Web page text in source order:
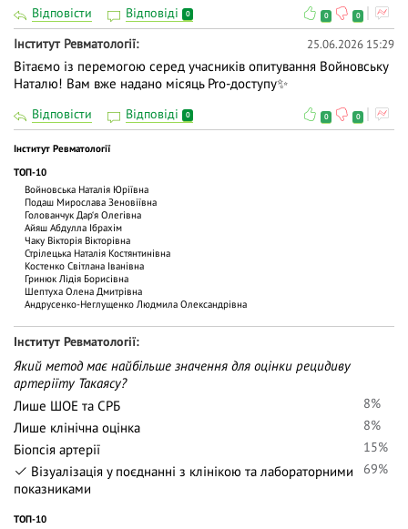
Відповісти Відповіді 0 0 0
Iнститут Ревматології 25.06.2026 15:29
Вітаємо із перемогою серед учасників опитування Войновську
Наталю! Вам вже надано місяць Pro-доступу✨
Відповісти Відповіді 0 0 0
Iнститут Ревматології
ТОП-10
Войновська Наталія Юріївна
Подаш Мирослава Зеновіївна
Голованчук Дар‘я Олегівна
Айяш Абдулла Ібрахім
Чаку Вiкторiя Вiкторiвна
Стрілецька Наталія Костянтинівна
Костенко Світлана Іванівна
Гринюк Лідія Борисівна
Шептуха Олена Дмитрівна
Андрусенко-Неглущенко Людмила Олександрівна
Iнститут Ревматології
Який метод має найбільше значення для оцінки рецидиву
артеріїту Такаясу?
Лише ШОЕ та СРБ
8%
Лише клінічна оцінка
8%
Біопсія артерії
15%
Візуалізація у поєднанні з клінікою та лабораторними
показниками
69%
ТОП-10